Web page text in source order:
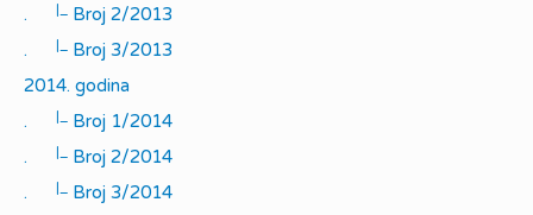
.
|_
Broj 2/2013
.
|_
Broj 3/2013
2014. godina
.
|_
Broj 1/2014
.
|_
Broj 2/2014
.
|_
Broj 3/2014